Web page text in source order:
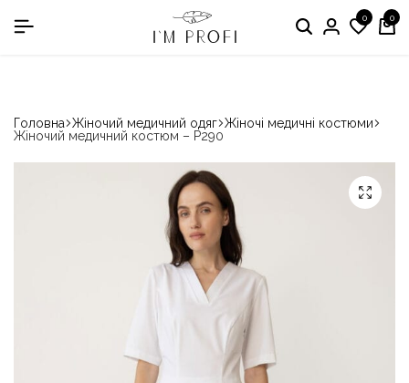
в номінації «Кращій виробник медичного одягу» 0 0
Головна Жіночий медичний одяг Жіночі медичні костюми
Жіночий медичний костюм – P290